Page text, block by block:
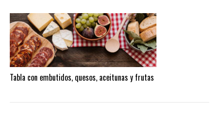
Tabla con embutidos, quesos, aceitunas y frutas